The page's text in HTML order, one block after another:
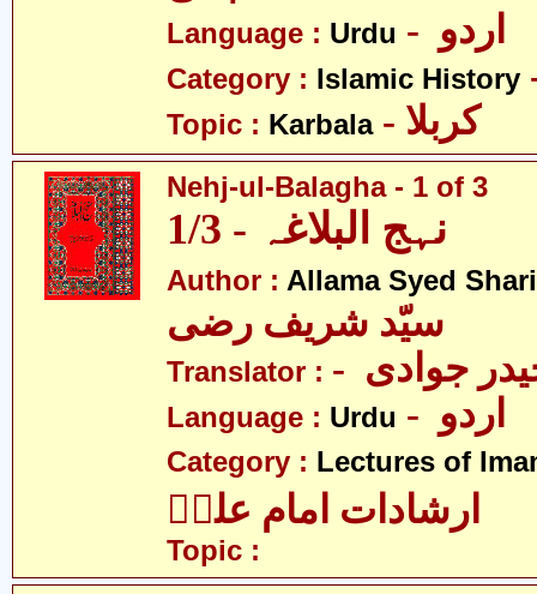
Language : Urdu
Category : Islamic History
Topic : Karbala - کربلا
Nehj-ul-Balagha - 1 of 3
نہج البلاغہ - 1/3
Author : Allama Syed
سیّد شریف رضی
Translator : جوادی
Language : Urdu
Category : Lectures of
ارشادات امام علیؑ
Topic :